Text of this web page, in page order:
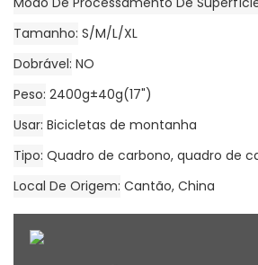
Tamanho S/M/L/XL
Dobrável NO
Peso 2400g±40g(17")
Usar Bicicletas de montanha
Tipo Quadro de carbono, quadro de
Local De Origem Cantão, China